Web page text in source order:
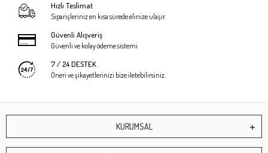
Hızlı Teslimat
Siparişleriniz en kısa sürede elinize ulaşır.
Güvenli Alışveriş
Güvenli ve kolay ödeme sistemi
7 / 24 DESTEK
Öneri ve şikayetlerinizi bize iletebilirsiniz.
KURUMSAL